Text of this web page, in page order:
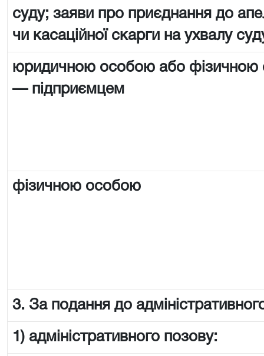
суду; заяви про приєднання до
чи касаційної скарги на ухвалу
юридичною особою або фізичною
— підприємцем
фізичною особою
3. За подання до
1) адміністративного позову: